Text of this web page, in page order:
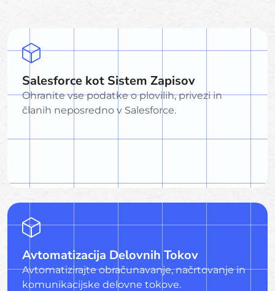
Salesforce kot Sistem Zapisov
Ohranite vse podatke o plovilih, privezi in
članih neposredno v Salesforce.
Avtomatizacija Delovnih Tokov
Avtomatizirajte obračunavanje, načrtovanje in
komunikacijske delovne tokove.